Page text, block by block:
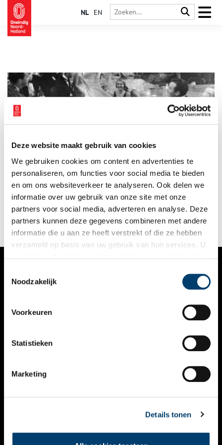
Deze website maakt gebruik van cookies
We gebruiken cookies om content en advertenties te
personaliseren, om functies voor social media te bieden
en om ons websiteverkeer te analyseren. Ook delen we
informatie over uw gebruik van onze site met onze
partners voor social media, adverteren en analyse. Deze
partners kunnen deze gegevens combineren met andere
informatie die u aan ze heeft verstrekt of die ze hebben
verzameld op basis van uw gebruik van hun services. U
Noodzakelijk
Voorkeuren
Statistieken
Marketing
Details tonen
NL EN
De roerige jaren twintig van de vorige eeuw kunnen gezien
worden als de bakermat van de moderne cultuur. Het
decennium staat bekend om zijn wilde uitgaansleven.
Uitgaansgelegenheden als de bioscoop, het cabaret en het
(muziek)café schoten als paddenstoelen uit de grond. Bij deze
veranderde ‘vermaakcultuur’ raakte ook het gebruik van
verdovende middelen als opium, morfine, heroïne en cocaïne
in zwang.
VERHALEN
KALENDER
THEMA’S
VIDEO’S
CONTACT